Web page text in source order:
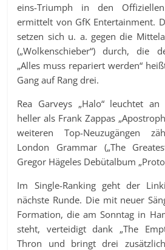
eins-Triumph in den
ermittelt von GfK Entertainment.
setzen sich u. a. gegen die
(„Wolkenschieber“) durch, die
„Alles muss repariert werden“
Gang auf Rang drei.
Rea Garveys „Halo“ leuchtet
heller als Frank Zappas
weiteren Top-Neuzugängen
London Grammar („The
Gregor Hägeles Debütalbum
Im Single-Ranking geht der
nächste Runde. Die mit neuer
Formation, die am Sonntag in
steht, verteidigt dank „The
Thron und bringt drei